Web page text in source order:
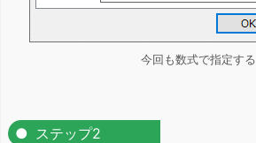
今回も数式で指定する
ステップ2